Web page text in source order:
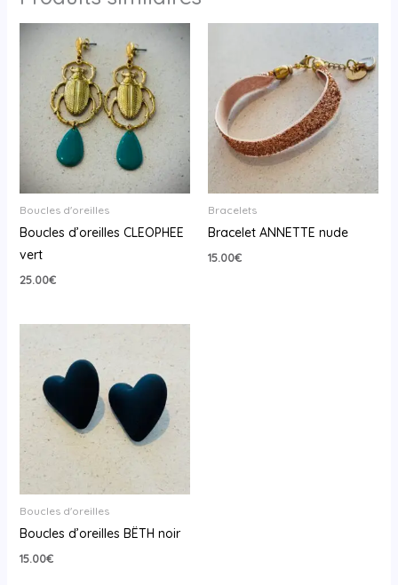
Boucles d'oreilles
Boucles d’oreilles CLEOPHEE
vert
25.00€
Bracelets
Bracelet ANNETTE nude
15.00€
Boucles d'oreilles
Boucles d’oreilles BËTH noir
15.00€